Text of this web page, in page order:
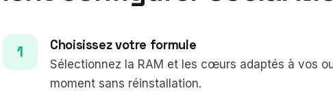
Choisissez votre formule
Sélectionnez la RAM et les cœurs adaptés à vos
moment sans réinstallation.